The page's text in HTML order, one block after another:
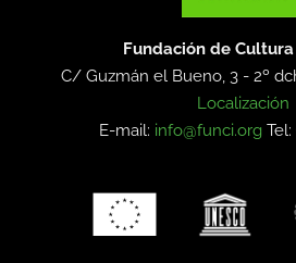
Fundación de
C/ Guzmán el Bueno, 3 - 2º
Localización
E-mail: info@funci.org